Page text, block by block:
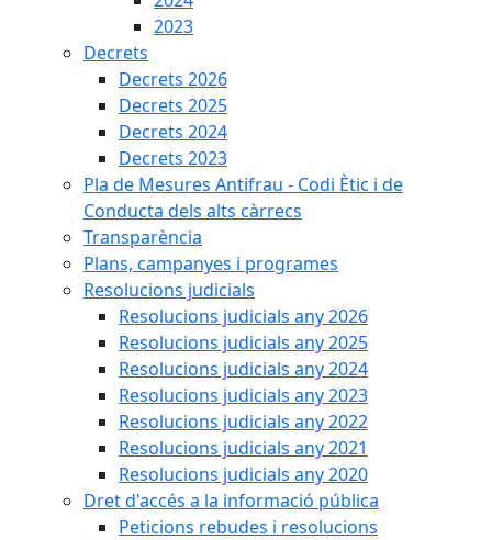
2023
Decrets
Decrets 2026
Decrets 2025
Decrets 2024
Decrets 2023
Pla de Mesures Antifrau - Codi Ètic i de
Conducta dels alts càrrecs
Transparència
Plans, campanyes i programes
Resolucions judicials
Resolucions judicials any 2026
Resolucions judicials any 2025
Resolucions judicials any 2024
Resolucions judicials any 2023
Resolucions judicials any 2022
Resolucions judicials any 2021
Resolucions judicials any 2020
Dret d'accés a la informació pública
Peticions rebudes i resolucions